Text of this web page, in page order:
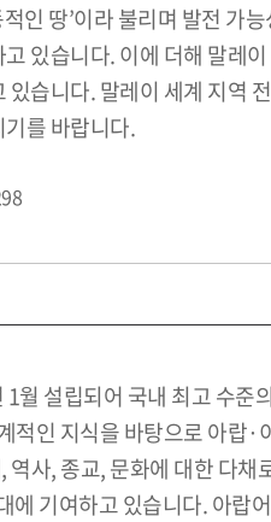
인 땅’이라 불리며 발전
있습니다. 이에 더해 말레
습니다. 말레이 세계 지역
를 바랍니다.
월 설립되어 국내 최고 수
적인 지식을 바탕으로 아랍
사, 종교, 문화에 대한 다
에 기여하고 있습니다. 아